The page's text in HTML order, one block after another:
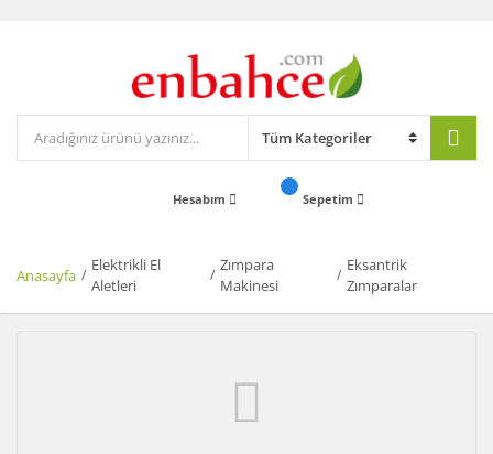
Hesabım Sepetim
Anasayfa
Elektrikli El
Aletleri
Zımpara
Makinesi
Eksantrik
Zımparalar